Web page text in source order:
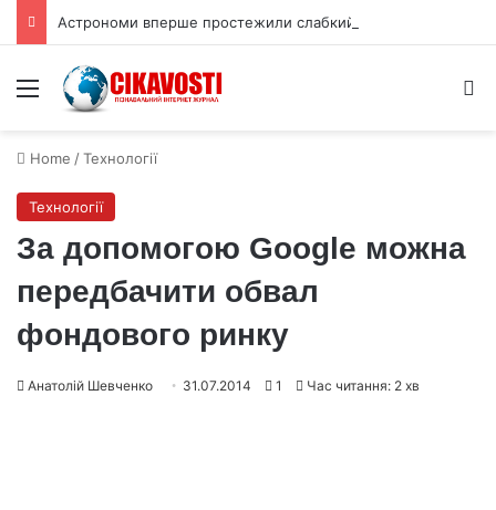
Menu
Home /Технології
Технології
За допомогою Google можна
передбачити обвал
фондового ринку
Анатолій Шевченко 31.07.2014 1 Час читання: 2 хв